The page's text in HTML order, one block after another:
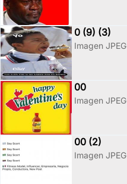
0 (9) (3)
Imagen JPEG
00
Imagen JPEG
00 (2)
Imagen JPEG